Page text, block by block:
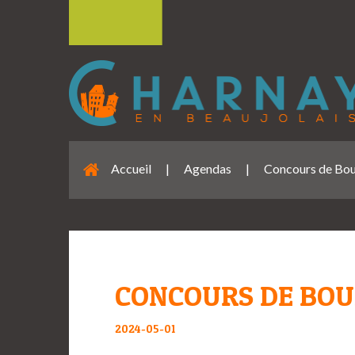
Accueil | Agendas | Concours de
CONCOURS DE
2024-05-01